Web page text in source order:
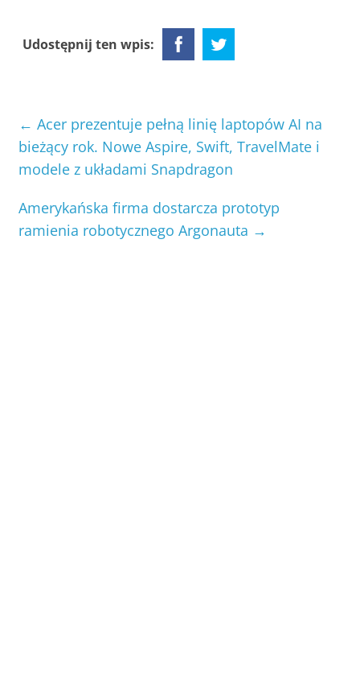
Udostępnij ten wpis:
← Acer prezentuje pełną linię laptopów AI na
bieżący rok. Nowe Aspire, Swift, TravelMate i
modele z układami Snapdragon
Amerykańska firma dostarcza prototyp
ramienia robotycznego Argonauta →